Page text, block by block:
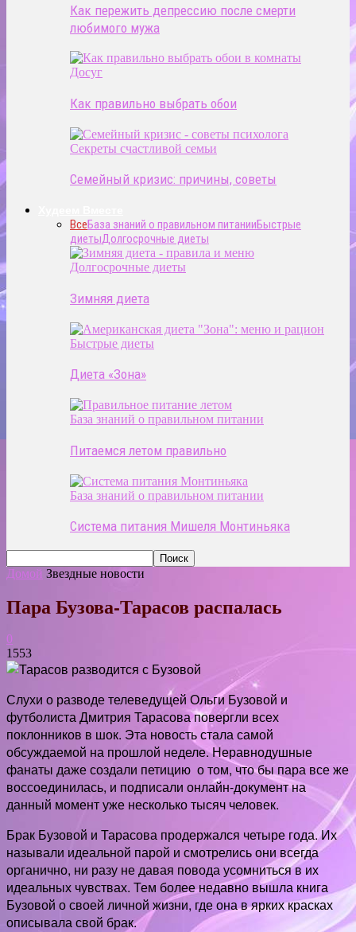
Как пережить депрессию после смерти
любимого мужа
Досуг
Как правильно выбрать обои
Секреты счастливой семьи
Семейный кризис: причины, советы
ВсеБаза знаний о правильном питанииБыстрые
диетыДолгосрочные диеты
Долгосрочные диеты
Зимняя диета
Быстрые диеты
Диета «Зона»
База знаний о правильном питании
Питаемся летом правильно
База знаний о правильном питании
Система питания Мишеля Монтиньяка
Домой Звездные новости
Пара Бузова-Тарасов распалась
0
1553
Слухи о разводе телеведущей Ольги Бузовой и
футболиста Дмитрия Тарасова повергли всех
поклонников в шок. Эта новость стала самой
обсуждаемой на прошлой неделе. Неравнодушные
фанаты даже создали петицию о том, что бы пара все же
воссоединилась, и подписали онлайн-документ на
данный момент уже несколько тысяч человек.
Брак Бузовой и Тарасова продержался четыре года. Их
называли идеальной парой и смотрелись они всегда
органично, ни разу не давая повода усомниться в их
идеальных чувствах. Тем более недавно вышла книга
Бузовой о своей личной жизни, где она в ярких красках
описывала свой брак.